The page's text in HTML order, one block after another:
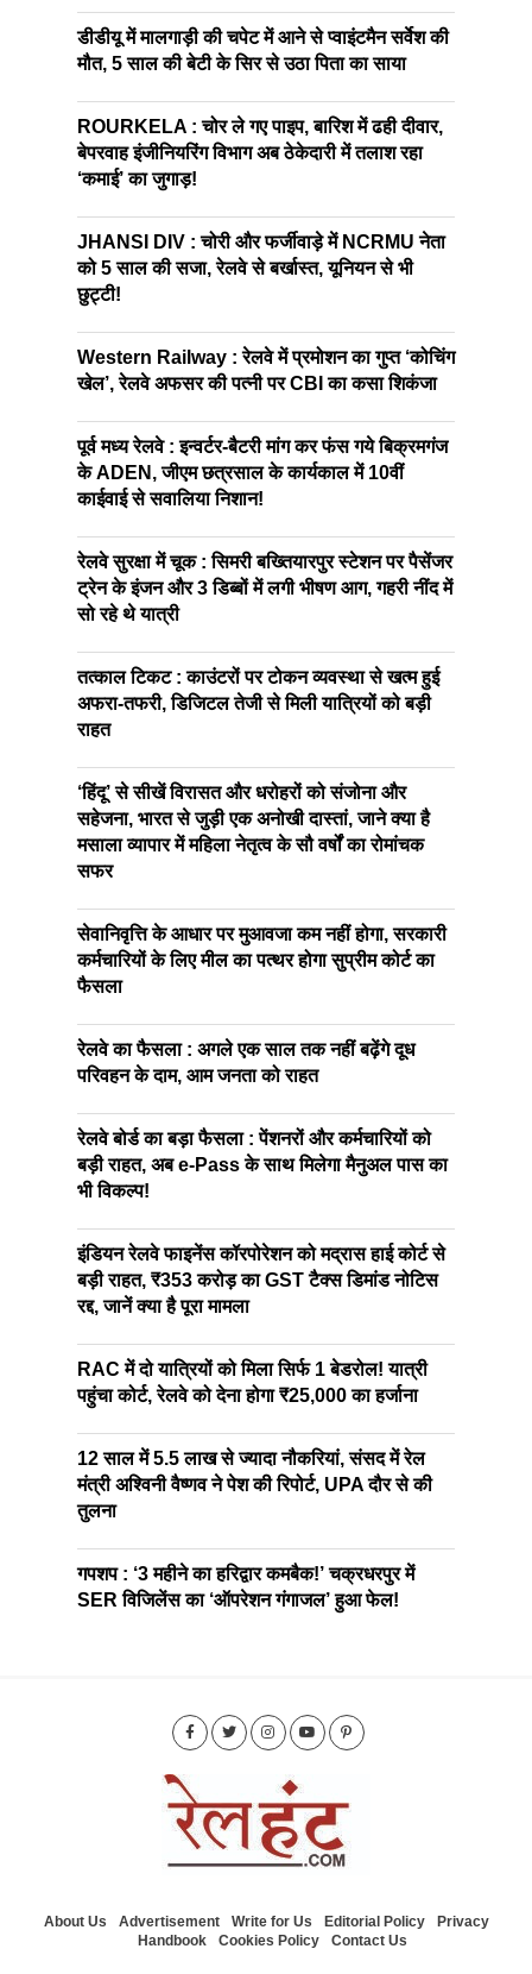
डीडीयू में मालगाड़ी की चपेट में आने से प्वाइंटमैन सर्वेश की
मौत, 5 साल की बेटी के सिर से उठा पिता का साया
ROURKELA : चोर ले गए पाइप, बारिश में ढही दीवार,
बेपरवाह इंजीनियरिंग विभाग अब ठेकेदारी में तलाश रहा
‘कमाई’ का जुगाड़!
JHANSI DIV : चोरी और फर्जीवाड़े में NCRMU नेता
को 5 साल की सजा, रेलवे से बर्खास्त, यूनियन से भी
छुट्टी!
Western Railway : रेलवे में प्रमोशन का गुप्त ‘कोचिंग
खेल’, रेलवे अफसर की पत्नी पर CBI का कसा शिकंजा
पूर्व मध्य रेलवे : इन्वर्टर-बैटरी मांग कर फंस गये बिक्रमगंज
के ADEN, जीएम छत्रसाल के कार्यकाल में 10वीं
काईवाई से सवालिया निशान!
रेलवे सुरक्षा में चूक : सिमरी बख्तियारपुर स्टेशन पर पैसेंजर
ट्रेन के इंजन और 3 डिब्बों में लगी भीषण आग, गहरी नींद में
सो रहे थे यात्री
तत्काल टिकट : काउंटरों पर टोकन व्यवस्था से खत्म हुई
अफरा-तफरी, डिजिटल तेजी से मिली यात्रियों को बड़ी
राहत
‘हिंदू’ से सीखें विरासत और धरोहरों को संजोना और
सहेजना, भारत से जुड़ी एक अनोखी दास्तां, जाने क्या है
मसाला व्यापार में महिला नेतृत्व के सौ वर्षों का रोमांचक
सफर
सेवानिवृत्ति के आधार पर मुआवजा कम नहीं होगा, सरकारी
कर्मचारियों के लिए मील का पत्थर होगा सुप्रीम कोर्ट का
फैसला
रेलवे का फैसला : अगले एक साल तक नहीं बढ़ेंगे दूध
परिवहन के दाम, आम जनता को राहत
रेलवे बोर्ड का बड़ा फैसला : पेंशनरों और कर्मचारियों को
बड़ी राहत, अब e-Pass के साथ मिलेगा मैनुअल पास का
भी विकल्प!
इंडियन रेलवे फाइनेंस कॉरपोरेशन को मद्रास हाई कोर्ट से
बड़ी राहत, ₹353 करोड़ का GST टैक्स डिमांड नोटिस
रद्द, जानें क्या है पूरा मामला
RAC में दो यात्रियों को मिला सिर्फ 1 बेडरोल! यात्री
पहुंचा कोर्ट, रेलवे को देना होगा ₹25,000 का हर्जाना
12 साल में 5.5 लाख से ज्यादा नौकरियां, संसद में रेल
मंत्री अश्विनी वैष्णव ने पेश की रिपोर्ट, UPA दौर से की
तुलना
गपशप : ‘3 महीने का हरिद्वार कमबैक!’ चक्रधरपुर में
SER विजिलेंस का ‘ऑपरेशन गंगाजल’ हुआ फेल!
About Us Advertisement Write for Us Editorial Policy
Privacy
Handbook
Cookies Policy Contact Us